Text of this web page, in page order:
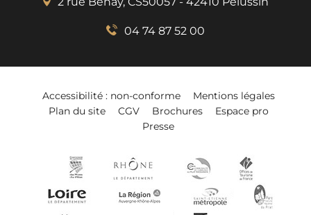
04 74 87 52 00
Accessibilité : non-conforme
Mentions légales
Plan du site
CGV Brochures
Espace pro
Presse